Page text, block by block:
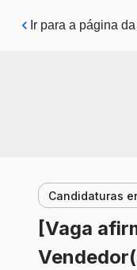
Pular para o
Ir para a página
Candidaturas
[Vaga